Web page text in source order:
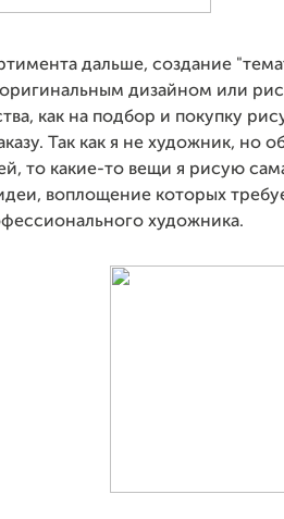
дальше, создание
дизайном или
как на подбор и покупку
Так как я не художник, но
то какие-то вещи я рисую
воплощение которых
художника.